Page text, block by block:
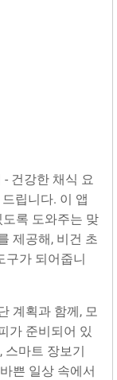
- 건강한 채식 요
립니다. 이 앱
록 도와주는 맞
제공해, 비건 초
구가 되어줍니
계획과 함께, 모
가 준비되어 있
스마트 장보기
쁜 일상 속에서